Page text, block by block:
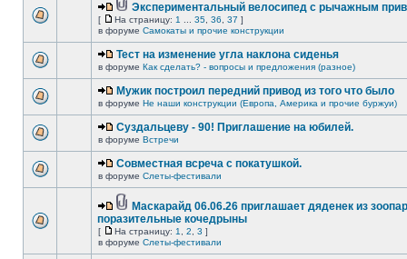
Экспериментальный велосипед с рычажным
[ На страницу: 1 35 36 37 ]
в форуме Самокаты и прочие конструкции
Тест на изменение угла наклона сиденья
в форуме Как сделать? - вопросы и предложения (разное)
Мужик построил передний привод из того что было
в форуме Не наши конструкции (Европа, Америка и прочие буржуи)
Суздальцеву - 90! Приглашение на юбилей.
в форуме Встречи
Совместная всреча с покатушкой.
в форуме Слеты-фестивали
Маскарайд 06.06.26 приглашает дяденек из
поразительные кочедрыны
[ На страницу: 1 2 3 ]
в форуме Слеты-фестивали